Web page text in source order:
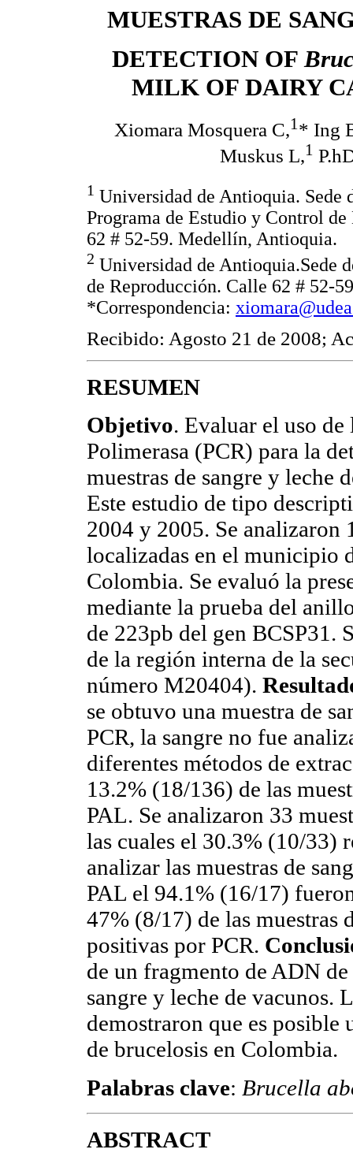
MUESTRAS DE
DETECTION OF
MILK OF DAIRY
Xiomara Mosquera C,1 * Ing
Muskus L,1
1 Universidad de Antioquia.
Programa de Estudio y Control
62 # 52-59. Medellín, Antioquia.
2 Universidad de Antioquia.Sede
de Reproducción. Calle 62 # 52-
*Correspondencia:
Recibido: Agosto 21 de 2008;
RESUMEN
Objetivo. Evaluar el uso de
Polimerasa (PCR) para la
muestras de sangre y leche
Este estudio de tipo
2004 y 2005. Se analizaron
localizadas en el municipio
Colombia. Se evaluó la
mediante la prueba del
de 223pb del gen BCSP31.
de la región interna de la
número M20404).
se obtuvo una muestra de
PCR, la sangre no fue
diferentes métodos de
13.2% (18/136) de las
PAL. Se analizaron 33
las cuales el 30.3% (10/33)
analizar las muestras de
PAL el 94.1% (16/17)
47% (8/17) de las muestras
positivas por PCR.
de un fragmento de ADN de
sangre y leche de vacunos.
demostraron que es posible
de brucelosis en Colombia.
Palabras clave: Brucella
ABSTRACT